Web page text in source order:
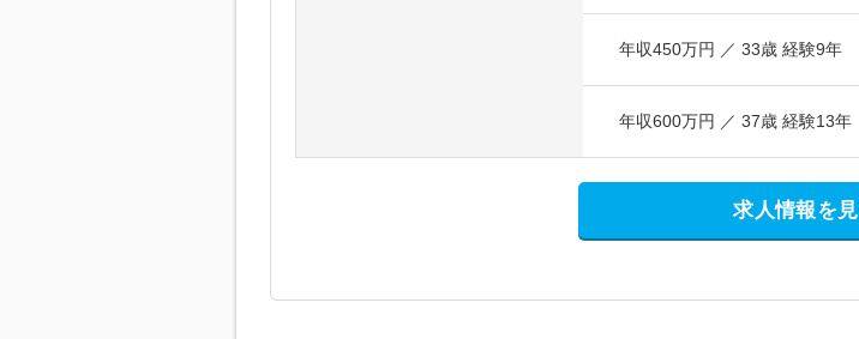
年収450万円 ／ 33歳 経験9年
年収600万円 ／ 37歳 経験13年
求人情報を